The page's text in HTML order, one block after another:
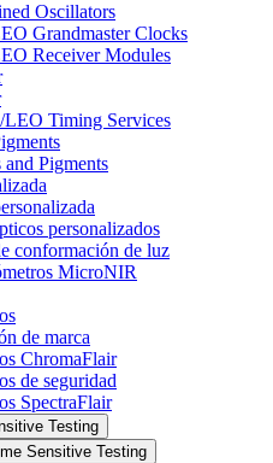
Oscillators
Grandmaster Clocks
Receiver Modules
Timing Services
Pigments
personalizados
conformación de luz
MicroNIR
de marca
ChromaFlair
de seguridad
SpectraFlair
Testing
Sensitive Testing